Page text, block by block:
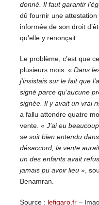
donné. Il faut garantir
dû fournir une attestation
informée de son droit
qu’elle y renonçait.
Le problème, c’est que
plusieurs mois. « Dans
j’insistais sur le fait que
signé parce qu’aucune
signée. Il y avait un vrai
a fallu attendre quatre
vente. « J’ai eu
se soit bien entendu
désaccord, la vente
un des enfants avait
jamais pu avoir lieu»,
Benamran.
Source : lefigaro.fr–